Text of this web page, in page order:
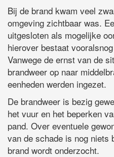
Bij de brand kwam veel
omgeving zichtbaar was.
uitgesloten als mogelijke
hierover bestaat
Vanwege de ernst van de
brandweer op naar
eenheden werden ingezet.
De brandweer is bezig
het vuur en het beperken
pand. Over eventuele
van de schade is nog niets
brand wordt onderzocht.